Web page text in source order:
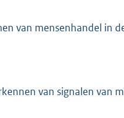
van mensenhandel in
van signalen van